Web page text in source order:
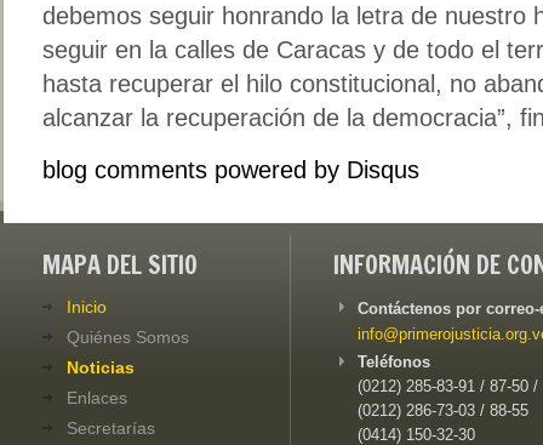
debemos seguir honrando la letra de nuestro
seguir en la calles de Caracas y de todo el
hasta recuperar el hilo constitucional, no
alcanzar la recuperación de la democracia”,
blog comments powered by Disqus
MAPA DEL SITIO
Inicio
Quiénes Somos
Noticias
Enlaces
Secretarías
INFORMACIÓN DE
Contáctenos por
Teléfonos
(0212) 285-83-91 / 87-50 /
(0212) 286-73-03 / 88-55
(0414) 150-32-30